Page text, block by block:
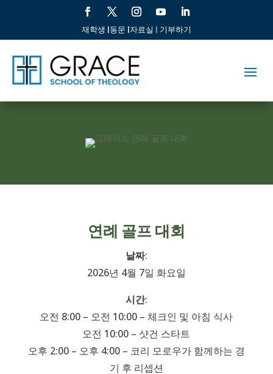
재학생 |동문 |자료실 | 기부하기
연례 골프 대회
날짜:
2026년 4월 7일 화요일
시간:
오전 8:00 – 오전 10:00 – 체크인 및 아침 식사
오전 10:00 – 샷건 스타트
오후 2:00 – 오후 4:00 – 코리 모로우가 함께하는 경
기 후 리셉션